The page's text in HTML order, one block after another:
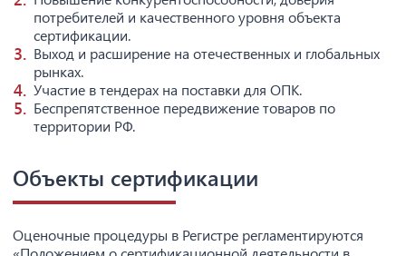
потребителей и качественного уровня объекта
сертификации.
Выход и расширение на отечественных и глобальных
рынках.
Участие в тендерах на поставки для ОПК.
Беспрепятственное передвижение товаров по
территории РФ.
Объекты сертификации
Оценочные процедуры в Регистре регламентируются